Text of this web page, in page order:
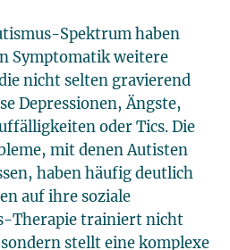
Spektrum haben
Symptomatik weitere
nicht selten gravierend
Depressionen, Ängste,
oder Tics. Die
mit denen Autisten
haben häufig deutlich
auf ihre soziale
Therapie trainiert nicht
stellt eine komplexe